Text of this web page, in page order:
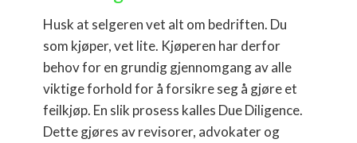
Husk at selgeren vet alt om bedriften. Du
som kjøper, vet lite. Kjøperen har derfor
behov for en grundig gjennomgang av alle
viktige forhold for å forsikre seg å gjøre et
feilkjøp. En slik prosess kalles Due Diligence.
Dette gjøres av revisorer, advokater og